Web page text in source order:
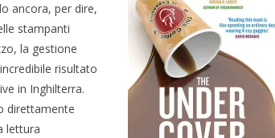
ancora, per dire,
stampanti
la gestione
risultato
in Inghilterra.
direttamente
lettura